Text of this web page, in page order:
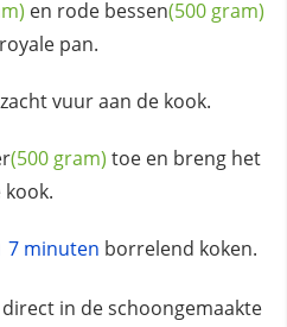
en rode bessen(500 gram)
pan.
vuur aan de kook.
(500 gram) toe en breng het
7 minuten borrelend koken.
in de schoongemaakte